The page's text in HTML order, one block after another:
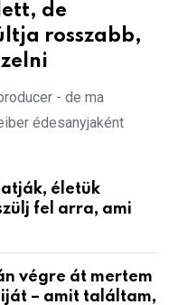
de
rosszabb,
- de ma
édesanyjaként
életük
fel arra, ami
végre át mertem
– amit találtam,